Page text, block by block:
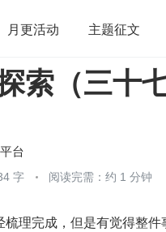
月更活动 主题征文
算法
索（三十
台
字 阅读完需：约 1 分钟
理完成，但是有觉得整